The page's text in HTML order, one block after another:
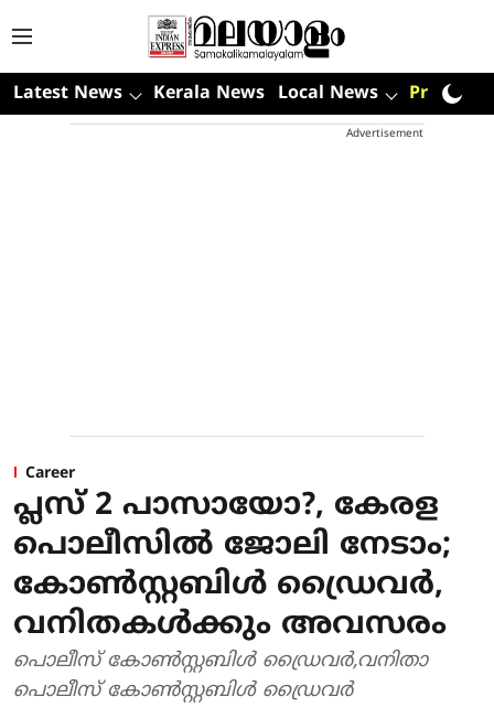
Latest News Kerala News Local News Premium
Advertisement
Career
പ്ലസ് 2 പാസായോ?, കേരള
പൊലീസിൽ ജോലി നേടാം;
കോണ്‍സ്റ്റബിള്‍ ഡ്രൈവര്‍,
വനിതകൾക്കും അവസരം
പൊലീസ് കോൺസ്റ്റബിൾ ഡ്രൈവര്‍,വനിതാ
പൊലീസ് കോണ്‍സ്റ്റബിള്‍ ഡ്രൈവര്‍